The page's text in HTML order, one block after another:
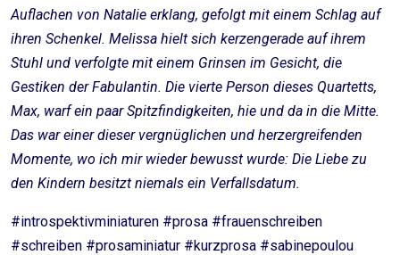
Auflachen von Natalie erklang, gefolgt mit einem Schlag auf
ihren Schenkel. Melissa hielt sich kerzengerade auf ihrem
Stuhl und verfolgte mit einem Grinsen im Gesicht, die
Gestiken der Fabulantin. Die vierte Person dieses Quartetts,
Max, warf ein paar Spitzfindigkeiten, hie und da in die Mitte.
Das war einer dieser vergnüglichen und herzergreifenden
Momente, wo ich mir wieder bewusst wurde: Die Liebe zu
den Kindern besitzt niemals ein Verfallsdatum.
#introspektivminiaturen #prosa #frauenschreiben
#schreiben #prosaminiatur #kurzprosa #sabinepoulou